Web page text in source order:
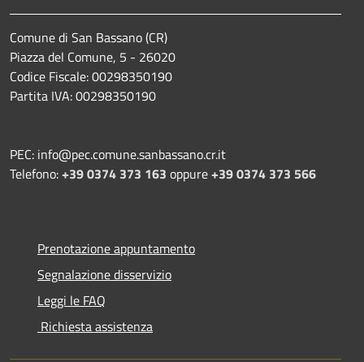
Comune di San Bassano (CR)
Piazza del Comune, 5 - 26020
Codice Fiscale: 00298350190
Partita IVA: 00298350190
PEC: info@pec.comune.sanbassano.cr.it
Telefono:+39 0374 373 163 oppure+39 0374 373 566
Prenotazione appuntamento
Segnalazione disservizio
Leggi le FAQ
Richiesta assistenza